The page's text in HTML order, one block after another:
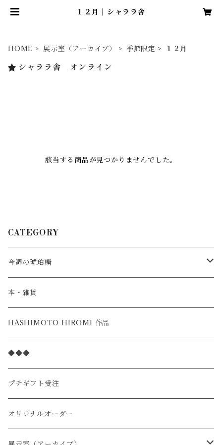
１２月 | シャララ舎
HOME 展示室（アーカイブ） 季節限定 １２月
シャララ舎 オンライン
該当する商品が見つかりませんでした。
CATEGORY
今週の琥珀糖
スタンダード
季節の限定
本・雑貨
HASHIMOTO HIROMI 作品
◆◆◆
プチギフト受注
オリジナルオーダー